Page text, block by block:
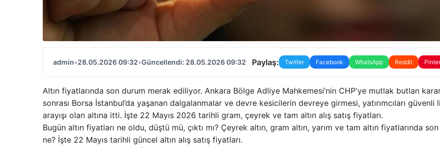
admin•28.05.2026 09:32•Güncellendi: 28.05.2026 09:32 Paylaş: Twitter Facebook WhatsApp Reddit
Altın fiyatlarında son durum merak ediliyor. Ankara Bölge Adliye Mahkemesi’nin CHP'ye mutlak butlan
sonrası Borsa İstanbul’da yaşanan dalgalanmalar ve devre kesicilerin devreye girmesi, yatırımcıları güvenli
arayışı olan altına itti. İşte 22 Mayıs 2026 tarihli gram, çeyrek ve tam altın alış satış fiyatları.
Bugün altın fiyatları ne oldu, düştü mü, çıktı mı? Çeyrek altın, gram altın, yarım ve tam altın fiyatlarında
ne? İşte 22 Mayıs tarihli güncel altın alış satış fiyatları.